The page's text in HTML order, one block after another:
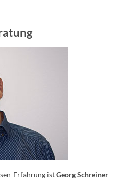
Erfahrung istGeorg Schreiner